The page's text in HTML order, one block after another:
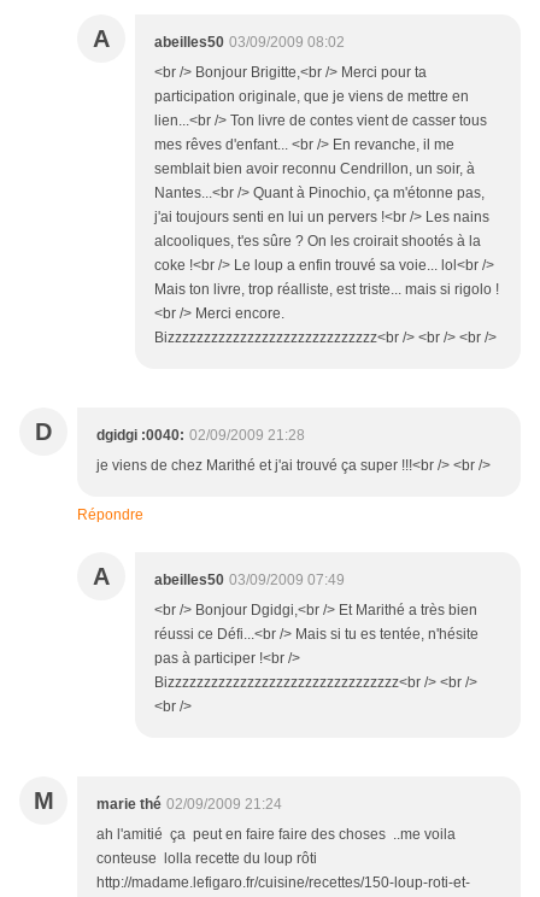
A abeilles50 03/09/2009 08:02
<br /> Bonjour Brigitte,<br /> Merci pour ta
participation originale, que je viens de mettre en
lien...<br /> Ton livre de contes vient de casser tous
mes rêves d'enfant... <br /> En revanche, il me
semblait bien avoir reconnu Cendrillon, un soir, à
Nantes...<br /> Quant à Pinochio, ça m'étonne pas,
j'ai toujours senti en lui un pervers !<br /> Les nains
alcooliques, t'es sûre ? On les croirait shootés à la
coke !<br /> Le loup a enfin trouvé sa voie... lol<br />
Mais ton livre, trop réalliste, est triste... mais si rigolo !
<br /> Merci encore.
Bizzzzzzzzzzzzzzzzzzzzzzzzzzzzz<br /> <br /> <br />
D dgidgi :0040: 02/09/2009 21:28
je viens de chez Marithé et j'ai trouvé ça super !!!<br /> <br />
Répondre
A abeilles50 03/09/2009 07:49
<br /> Bonjour Dgidgi,<br /> Et Marithé a très bien
réussi ce Défi...<br /> Mais si tu es tentée, n'hésite
pas à participer !<br />
Bizzzzzzzzzzzzzzzzzzzzzzzzzzzzzzzz<br /> <br />
<br />
M marie thé 02/09/2009 21:24
ah l'amitié ça peut en faire faire des choses ..me voila
conteuse lolla recette du loup rôti
http://madame.lefigaro.fr/cuisine/recettes/150-loup-roti-et-